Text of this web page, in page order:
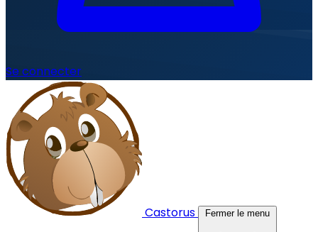
Se connecter
Castorus Fermer le menu